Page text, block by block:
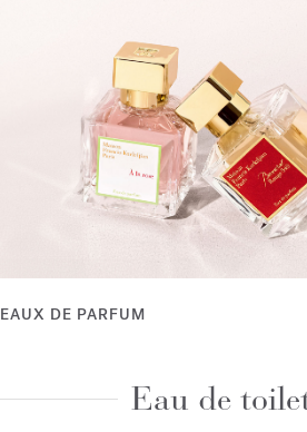
EAUX DE PARFUM
Eau de